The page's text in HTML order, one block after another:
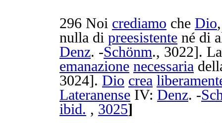
296 Noi crediamo che Dio
nulla di preesistente né di
Denz. -Schönm., 3022].
emanazione necessaria
3024]. Dio crea
Lateranense IV: Denz. -
ibid. , 3025]